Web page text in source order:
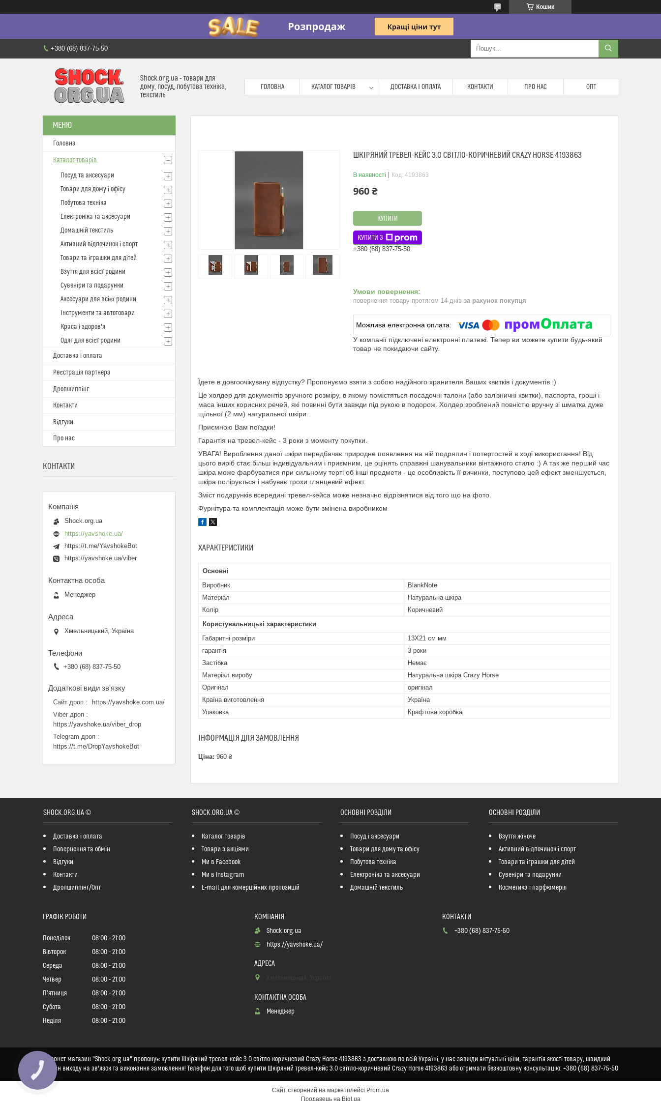
Кошик
+380 (68) 837-75-50
Shock.org.ua - товари для
дому, посуд, побутова техніка,
текстиль
ГОЛОВНА КАТАЛОГ ТОВАРІВ ДОСТАВКА І ОПЛАТА КОНТАКТИ ПРО НАС ОПТ
ШКІРЯНИЙ ТРЕВЕЛ-КЕЙС 3.0 СВІТЛО-КОРИЧНЕВИЙ CRAZY HORSE 4193863
В наявності Код: 4193863
960 ₴
КУПИТИ
КУПИТИ З
+380 (68) 837-75-50
повернення товару протягом 14 днів за рахунок покупця
У компанії підключені електронні платежі. Тепер ви можете купити будь-який
товар не покидаючи сайту.
Їдете в довгоочікувану відпустку? Пропонуємо взяти з собою надійного хранителя Ваших квитків і документів :)
Це холдер для документів зручного розміру, в якому помістяться посадочні талони (або залізничні квитки), паспорта, гроші і
маса інших корисних речей, які повинні бути завжди під рукою в подорож. Холдер зроблений повністю вручну зі шматка дуже
щільної (2 мм) натуральної шкіри.
Приємною Вам поїздки!
Гарантія на тревел-кейс - 3 роки з моменту покупки.
УВАГА! Вироблення даної шкіри передбачає природне появлення на ній подряпин і потертостей в ході використання! Від
цього виріб стає більш індивідуальним і приємним, це оцінять справжні шанувальники вінтажного стилю :) А так же перший час
шкіра може фарбуватися при сильному терті об інші предмети - це особливість її вичинки, поступово цей ефект зменшується,
шкіра полірується і набуває трохи глянцевий ефект.
Зміст подарунків всередині тревел-кейса може незначно відрізнятися від того що на фото.
Фурнітура та комплектація може бути змінена виробником
ХАРАКТЕРИСТИКИ
Основні
Виробник
BlankNote
Матеріал
Натуральна шкіра
Колір
Коричневий
Користувальницькі характеристики
Габаритні розміри
13X21 см мм
гарантія
3 роки
Застібка
Немає
Матеріал виробу
Натуральна шкіра Crazy Horse
Оригінал
оригінал
Країна виготовлення
Україна
Упаковка
Крафтова коробка
ІНФОРМАЦІЯ ДЛЯ ЗАМОВЛЕННЯ
Ціна: 960 ₴
Головна
Каталог товарів
Посуд та аксесуари
Товари для дому і офісу
Побутова техніка
Електроніка та аксесуари
Домашній текстиль
Активний відпочинок і спорт
Товари та іграшки для дітей
Взуття для всієї родини
Сувеніри та подарунки
Аксесуари для всієї родини
Інструменти та автотовари
Краса і здоров'я
Одяг для всієї родини
Доставка і оплата
Реєстрація партнера
Дропшиппінг
Контакти
Відгуки
Про нас
КОНТАКТИ
Shock.org.ua
https://yavshoke.ua/
https://t.me/YavshokeBot
https://yavshoke.ua/viber
Менеджер
Хмельницький, Україна
+380 (68) 837-75-50
Сайт дроп
https://yavshoke.com.ua/
Viber дроп
https://yavshoke.ua/viber_drop
Telegram дроп
https://t.me/DropYavshokeBot
SHOCK.ORG.UA ©
Доставка і оплата
Повернення та обмін
Відгуки
Контакти
Дропшиппінг/Опт
SHOCK.ORG.UA ©
Каталог товарів
Товари з акціями
Ми в Facebook
Ми в Instagram
E-mail для комерційних пропозицій
ОСНОВНІ РОЗДІЛИ
Посуд і аксесуари
Товари для дому та офісу
Побутова техніка
Електроніка та аксесуари
Домашній текстиль
ОСНОВНІ РОЗДІЛИ
Взуття жіноче
Активний відпочинок і спорт
Товари та іграшки для дітей
Сувеніри та подарунки
Косметика і парфюмерія
ГРАФІК РОБОТИ
Понеділок 08:00
21:00
Вівторок
08:00
21:00
Середа
08:00
21:00
Четвер
08:00
21:00
Пʼятниця
08:00
21:00
Субота
08:00
21:00
Неділя
08:00 21:00
Shock.org.ua
https://yavshoke.ua/
Менеджер
+380 (68) 837-75-50
Інтернет магазин "Shock.org.ua" пропонує купити Шкіряний тревел-кейс 3.0 світло-коричневий Crazy Horse 4193863 з доставкою по всій Україні, у нас завжди актуальні ціни, гарантія якості товару, швидкий
термін виходу на зв'язок та виконання замовлення! Телефон для того щоб купити Шкіряний тревел-кейс 3.0 світло-коричневий Crazy Horse 4193863 або отримати безкоштовну консультацію: +380 (68) 837-75-50
Сайт створений на маркетплейсі Prom.ua
Продавець на Bigl.ua
КНОПКА
ЗВ'ЯЗКУ